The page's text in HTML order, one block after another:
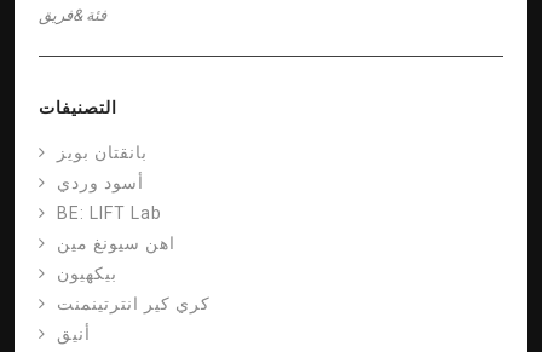
فئة&فريق
التصنيفات
بانقتان بويز
أسود وردي
BE: LIFT Lab
اهن سيونغ مين
بيكهيون
كري كير انترتينمنت
أنيق